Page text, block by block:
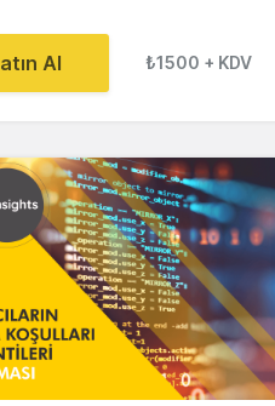
Al ₺1500 + KDV